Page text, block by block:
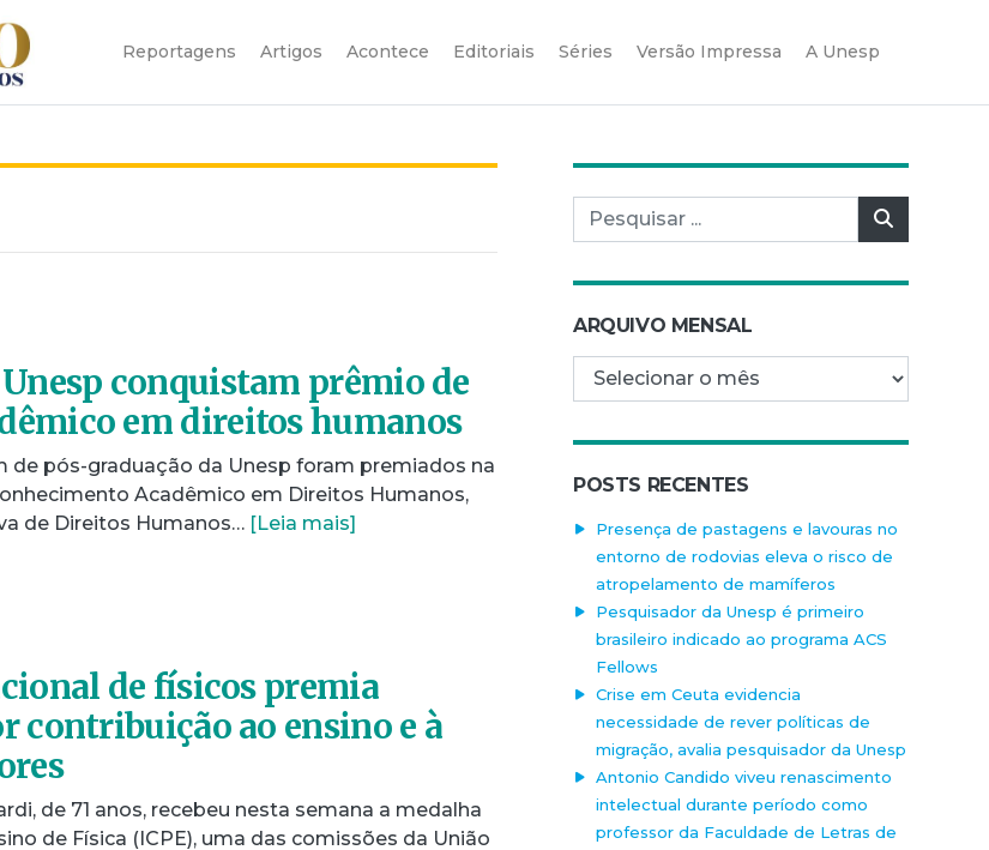
Reportagens Artigos Acontece Editoriais Séries Versão Impressa A Unesp
conquistam prêmio de
em direitos humanos
de pós-graduação da Unesp foram premiados na
Acadêmico em Direitos Humanos,
de Direitos Humanos… [Leia mais]
de físicos premia
contribuição ao ensino e à
de 71 anos, recebeu nesta semana a medalha
de Física (ICPE), uma das comissões da União
Pesquisar por:
ARQUIVO MENSAL
Arquivo mensal
POSTS RECENTES
Presença de pastagens e lavouras no
entorno de rodovias eleva o risco de
atropelamento de mamíferos
Pesquisador da Unesp é primeiro
brasileiro indicado ao programa ACS
Fellows
Crise em Ceuta evidencia
necessidade de rever políticas de
migração, avalia pesquisador da Unesp
Antonio Candido viveu renascimento
intelectual durante período como
professor da Faculdade de Letras de